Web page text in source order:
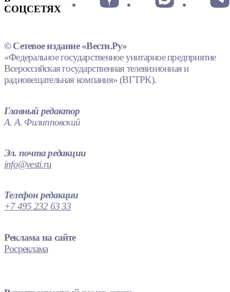
СОЦСЕТЯХ
© Сетевое издание «Вести.Ру»
«Федеральное государственное унитарное предприятие
Всероссийская государственная телевизионная и
радиовещательная компания» (ВГТРК).
Главный редактор
А. А. Филипповский
Эл. почта редакции
info@vesti.ru
Телефон редакции
+7 495 232 63 33
Реклама на сайте
Росреклама